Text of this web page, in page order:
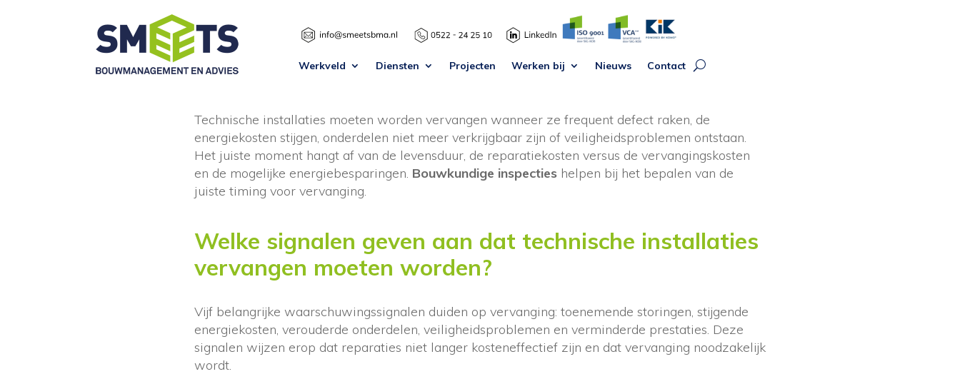
Werkveld Diensten Projecten Werken bij Nieuws Contact
ariane waarsing·07 mrt 2026
Technische installaties moeten worden vervangen wanneer ze frequent defect raken, de
energiekosten stijgen, onderdelen niet meer verkrijgbaar zijn of veiligheidsproblemen ontstaan.
Het juiste moment hangt af van de levensduur, de reparatiekosten versus de vervangingskosten
en de mogelijke energiebesparingen. Bouwkundige inspecties helpen bij het bepalen van de
juiste timing voor vervanging.
Welke signalen geven aan dat technische installaties
vervangen moeten worden?
Vijf belangrijke waarschuwingssignalen duiden op vervanging: toenemende storingen, stijgende
energiekosten, verouderde onderdelen, veiligheidsproblemen en verminderde prestaties. Deze
signalen wijzen erop dat reparaties niet langer kosteneffectief zijn en dat vervanging noodzakelijk
wordt.